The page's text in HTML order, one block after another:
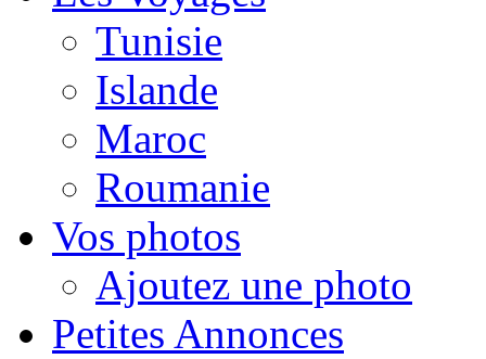
Tunisie
Islande
Maroc
Roumanie
Vos photos
Ajoutez une photo
Petites Annonces